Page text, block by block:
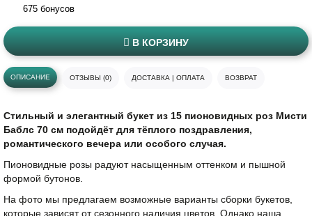
675 бонусов
В КОРЗИНУ
ОПИСАНИЕ ОТЗЫВЫ (0) ДОСТАВКА | ОПЛАТА ВОЗВРАТ
Стильный и элегантный букет из 15 пионовидных роз Мисти
Баблс 70 см подойдёт для тёплого поздравления,
романтического вечера или особого случая.
Пионовидные розы радуют насыщенным оттенком и пышной
формой бутонов.
На фото мы предлагаем возможные варианты сборки букетов,
которые зависят от сезонного наличия цветов. Однако наша